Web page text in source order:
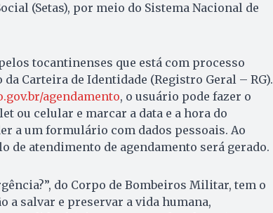
(Setas), por meio do Sistema Nacional de
tocantinenses que está com processo
Carteira de Identidade (Registro Geral – RG).
agendamento, o usuário pode fazer o
ou celular e marcar a data e a hora do
a um formulário com dados pessoais. Ao
de atendimento de agendamento será gerado.
do Corpo de Bombeiros Militar, tem o
a salvar e preservar a vida humana,